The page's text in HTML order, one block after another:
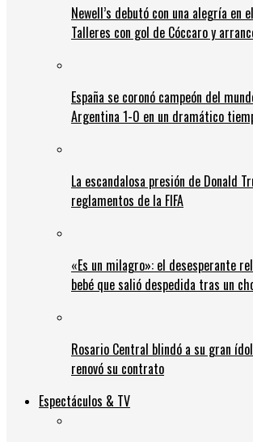
Newell’s debutó con una alegría en
Talleres con gol de Cóccaro y
España se coronó campeón del
Argentina 1-0 en un dramático
La escandalosa presión de Donald
reglamentos de la FIFA
«Es un milagro»: el desesperante
bebé que salió despedida tras un
Rosario Central blindó a su gran
renovó su contrato
Espectáculos & TV